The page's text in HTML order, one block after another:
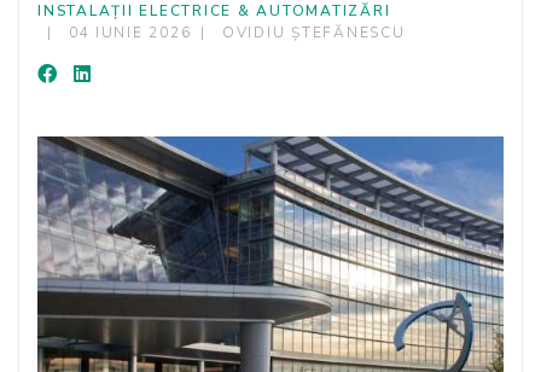
INSTALAȚII ELECTRICE & AUTOMATIZĂRI
04 IUNIE 2026
OVIDIU ȘTEFĂNESCU